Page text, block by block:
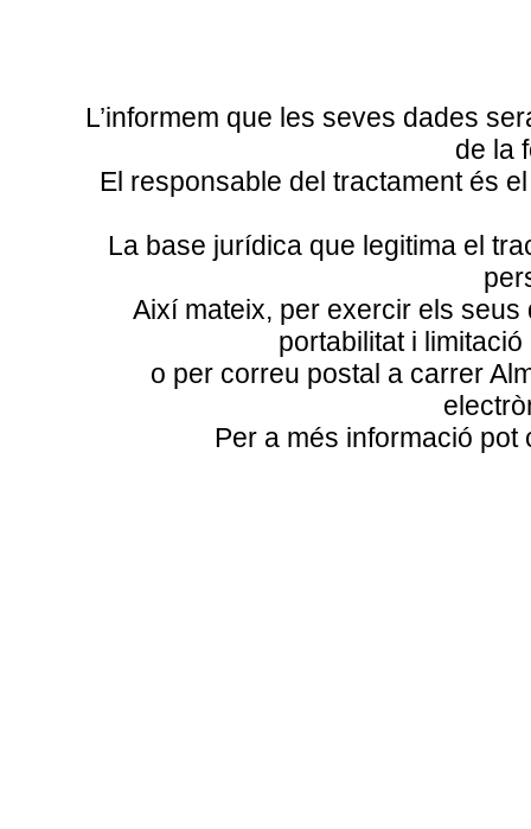
L’informem que les seves dades
de la
El responsable del tractament és
La base jurídica que legitima el
Així mateix, per exercir els
portabilitat i
o per correu postal a carrer
Per a més informació